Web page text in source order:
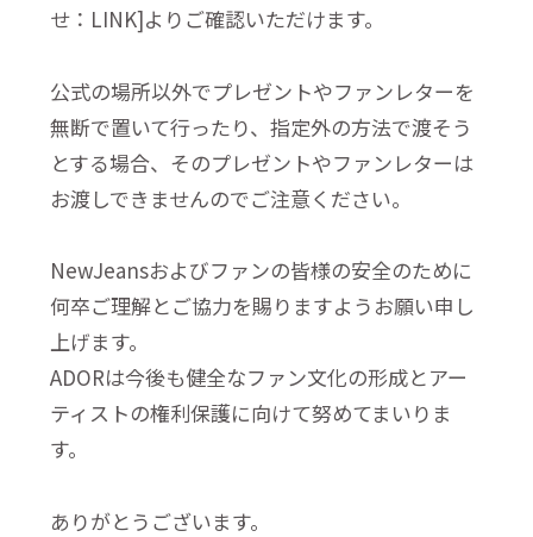
せ：LINK]よりご確認いただけます。
公式の場所以外でプレゼントやファンレターを
無断で置いて行ったり、指定外の方法で渡そう
とする場合、そのプレゼントやファンレターは
お渡しできませんのでご注意ください。
NewJeansおよびファンの皆様の安全のために
何卒ご理解とご協力を賜りますようお願い申し
上げます。
ADORは今後も健全なファン文化の形成とアー
ティストの権利保護に向けて努めてまいりま
す。
ありがとうございます。